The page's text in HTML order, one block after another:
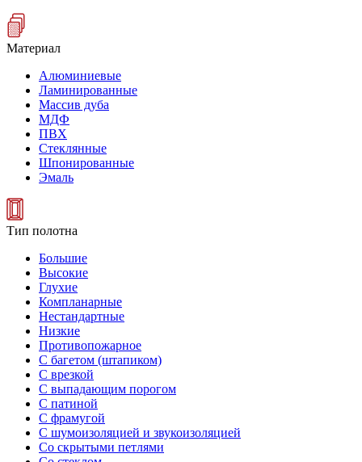
Материал
Алюминиевые
Ламинированные
Массив дуба
МДФ
ПВХ
Стеклянные
Шпонированные
Эмаль
Тип полотна
Большие
Высокие
Глухие
Компланарные
Нестандартные
Низкие
Противопожарное
С багетом (штапиком)
С врезкой
С выпадающим порогом
С патиной
С фрамугой
С шумоизоляцией и звукоизоляцией
Со скрытыми петлями